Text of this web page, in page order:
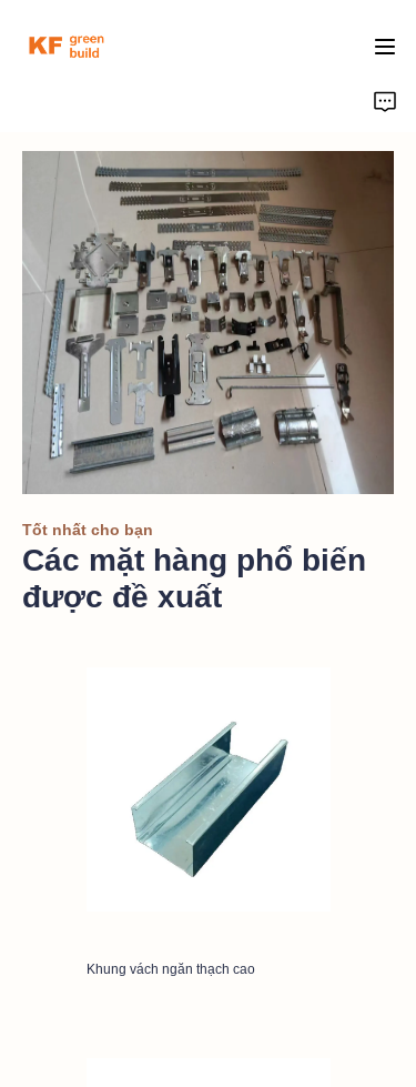
Tốt nhất cho bạn
Các mặt hàng phổ biến
được đề xuất
Khung vách ngăn thạch cao
Sản phẩm
Về chúng tôi
Sức mạnh nhà máy
Nghiên cứu điển hình
Blog
Liên hệ với chúng tôi